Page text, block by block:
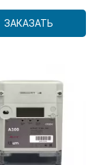
ЗАКАЗАТЬ